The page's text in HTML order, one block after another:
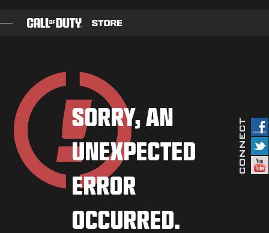
PASSE DE BATALHA
BLACKCELL
PONTOS COD
LOJA DE EQUIPAMENTOS
COMBAT BUILDS
SORRY, AN
UNEXPECTED
ERROR
OCCURRED.